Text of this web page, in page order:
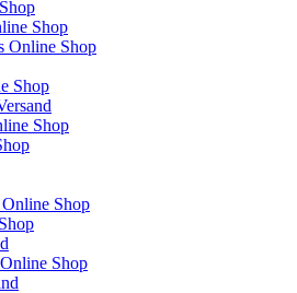
Shop
Online Shop
Shop
Shop
Shop
Shop